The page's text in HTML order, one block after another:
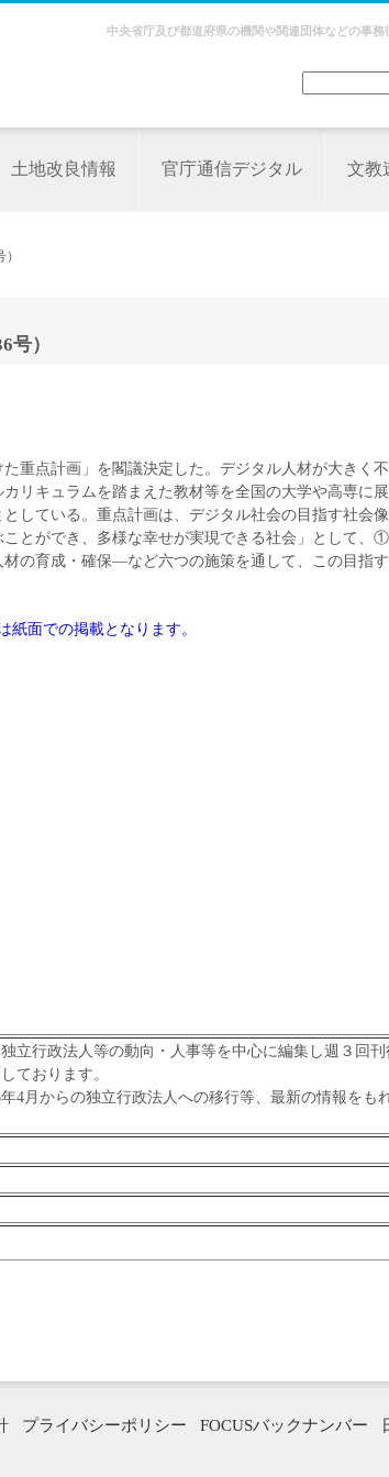
中央省庁及び都道府県の機関や関連団体などの事
土地改良情報 官庁通信デジタル 文教
）
重点計画」を閣議決定した。デジタル人材が大きく
リキュラムを踏まえた教材等を全国の大学や高専に
している。重点計画は、デジタル社会の目指す社会
とができ、多様な幸せが実現できる社会」として、
の育成・確保―など六つの施策を通して、この目指
紙面での掲載となります。
立行政法人等の動向・人事等を中心に編集し週３回
ております。
4月からの独立行政法人への移行等、最新の情報をも
プライバシーポリシー FOCUSバックナンバー